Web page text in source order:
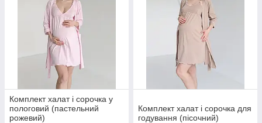
Комплект халат і сорочка у
пологовий (пастельний
рожевий)
Комплект халат і сорочка для
годування (пісочний)